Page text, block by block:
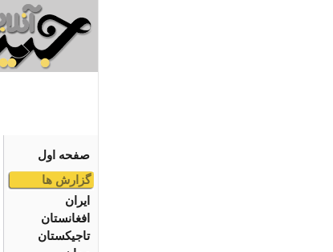
صفحه اول
گزارش ها
ایران
افغانستان
تاجیکستان